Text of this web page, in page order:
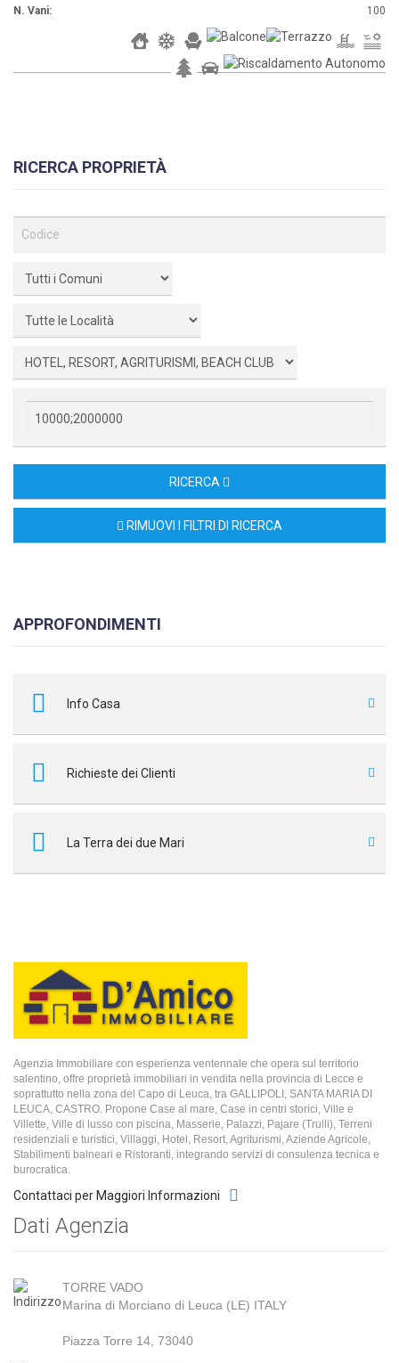
N. Vani:
100
RICERCA PROPRIETÀ
RICERCA
RIMUOVI I FILTRI DI RICERCA
APPROFONDIMENTI
Info Casa
Richieste dei Clienti
La Terra dei due Mari
Agenzia Immobiliare con esperienza ventennale che opera sul territorio
salentino, offre proprietà immobiliari in vendita nella provincia di Lecce e
soprattutto nella zona del Capo di Leuca, tra GALLIPOLI, SANTA MARIA DI
LEUCA, CASTRO. Propone Case al mare, Case in centri storici, Ville e
Villette, Ville di lusso con piscina, Masserie, Palazzi, Pajare (Trulli), Terreni
residenziali e turistici, Villaggi, Hotel, Resort, Agriturismi, Aziende Agricole,
Stabilimenti balneari e Ristoranti, integrando servizi di consulenza tecnica e
burocratica.
Contattaci per Maggiori Informazioni
Dati Agenzia
TORRE VADO
Marina di Morciano di Leuca (LE) ITALY
Piazza Torre 14, 73040